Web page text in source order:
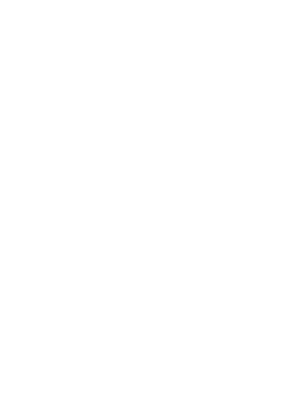
https://www.doctortrotineta.ro/